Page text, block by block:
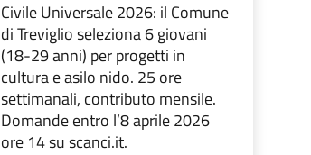
Civile Universale 2026: il Comune
di Treviglio seleziona 6 giovani
(18-29 anni) per progetti in
cultura e asilo nido. 25 ore
settimanali, contributo mensile.
Domande entro l’8 aprile 2026
ore 14 su scanci.it.